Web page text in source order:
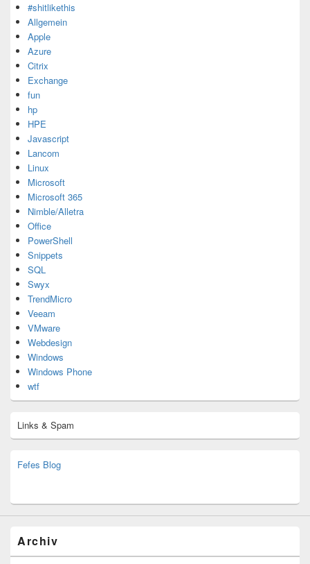
#shitlikethis
Allgemein
Apple
Azure
Citrix
Exchange
fun
hp
HPE
Javascript
Lancom
Linux
Microsoft
Microsoft 365
Nimble/Alletra
Office
PowerShell
Snippets
SQL
Swyx
TrendMicro
Veeam
VMware
Webdesign
Windows
Windows Phone
wtf
Links & Spam
Fefes Blog
Archiv